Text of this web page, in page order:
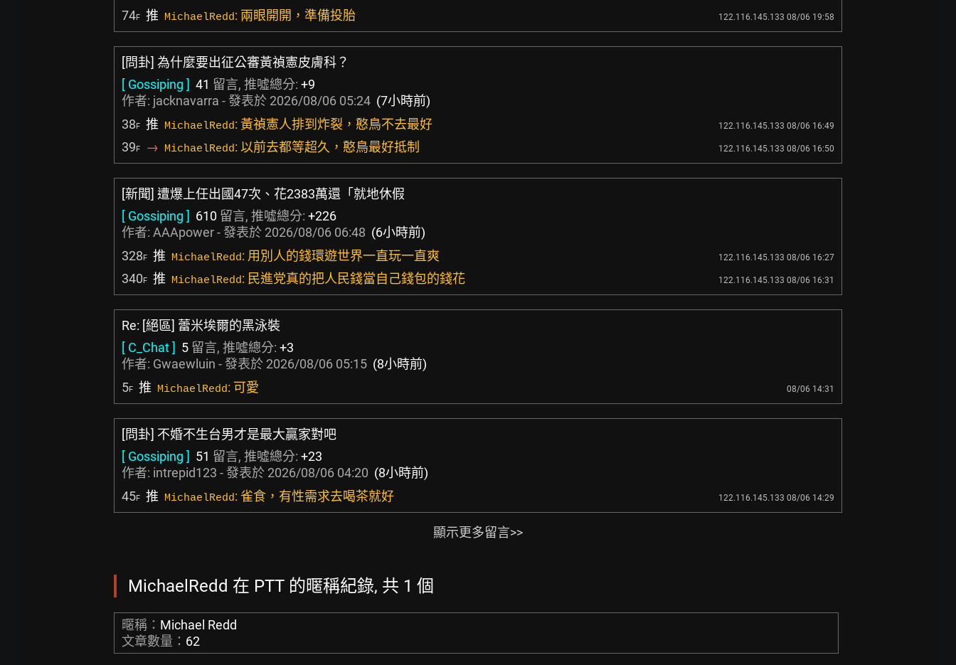
74F 推 MichaelRedd: 兩眼開開，準備投胎 122.116.145.133 08/06 19:58
[問卦] 為什麼要出征公審黃禎憲皮膚科？
[ Gossiping ] 41 留言, 推噓總分: +9
作者: jacknavarra - 發表於 2026/08/06 05:24 (7小時前)
38F 推 MichaelRedd: 黃禎憲人排到炸裂，憨鳥不去最好 122.116.145.133 08/06 16:49
39F → MichaelRedd: 以前去都等超久，憨鳥最好抵制 122.116.145.133 08/06 16:50
[新聞] 遭爆上任出國47次、花2383萬還「就地休假
[ Gossiping ] 610 留言, 推噓總分: +226
作者: AAApower- 發表於 2026/08/06 06:48 (6小時前)
328F 推 MichaelRedd: 用別人的錢環遊世界一直玩一直爽 122.116.145.133 08/06 16:27
340F 推 MichaelRedd: 民進党真的把人民錢當自己錢包的錢花 122.116.145.133 08/06 16:31
Re: [絕區] 蕾米埃爾的黑泳裝
[ C_Chat ] 5 留言, 推噓總分: +3
作者: Gwaewluin - 發表於 2026/08/06 05:15 (8小時前)
5F 推 MichaelRedd: 可愛 08/06 14:31
[問卦] 不婚不生台男才是最大贏家對吧
[ Gossiping ] 51 留言, 推噓總分: +23
作者: intrepid123 - 發表於 2026/08/06 04:20 (8小時前)
45F 推 MichaelRedd: 雀食，有性需求去喝茶就好 122.116.145.133 08/06 14:29
顯示更多留言>>
MichaelRedd 在 PTT 的暱稱紀錄, 共 1 個
暱稱： Michael Redd
文章數量： 62